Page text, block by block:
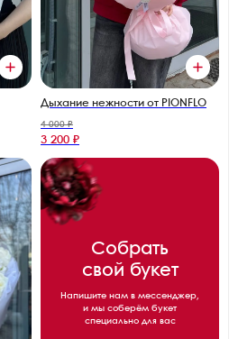
Дыхание нежности от PIONFLO
4 000 ₽
3 200 ₽
Собрать
свой букет
Напишите нам в мессенджер,
и мы соберём букет
специально для вас